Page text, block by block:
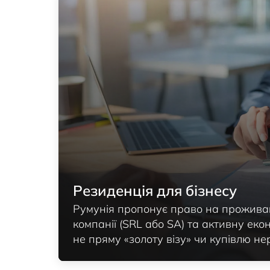
Резиденція для бізнесу
Румунія пропонує право на
компанії (SRL або SA) та активну
не пряму «золоту візу» чи купівлю